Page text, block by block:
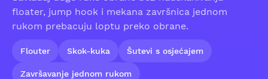
floater, jump hook i mekana završnica jednom
rukom prebacuju loptu preko obrane.
Flouter Skok-kuka Šutevi s osjećajem
Završavanje jednom rukom